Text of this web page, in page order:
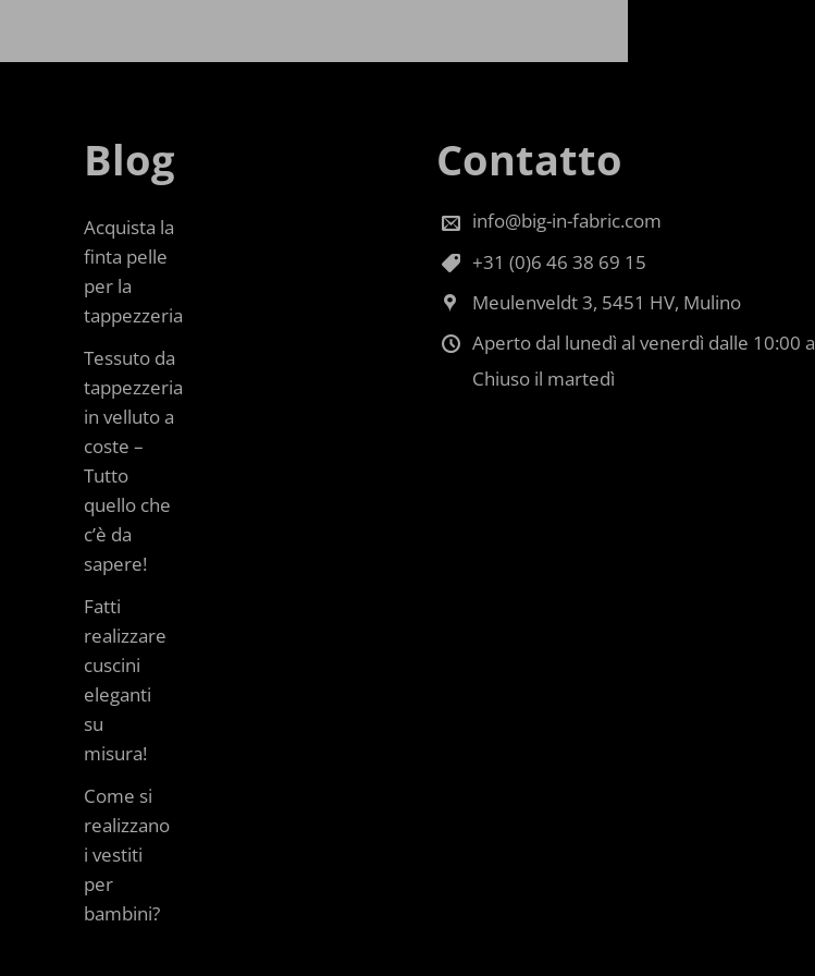
Blog
Acquista la
finta pelle
per la
tappezzeria
Tessuto da
tappezzeria
in velluto a
coste –
Tutto
quello che
c’è da
sapere!
Fatti
realizzare
cuscini
eleganti
su
misura!
Come si
realizzano
i vestiti
per
bambini?
Contatto
info@big-in-fabric.com
+31 (0)6 46 38 69 15
Meulenveldt 3, 5451 HV, Mulino
Aperto dal lunedì al venerdì dalle 10:00
Chiuso il martedì